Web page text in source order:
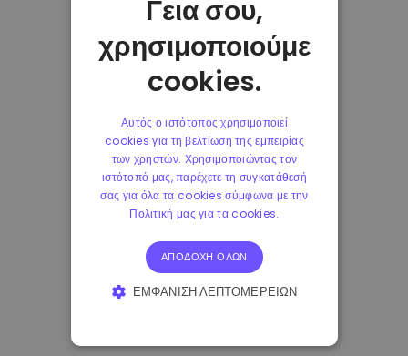
Γεια σου,
χρησιμοποιούμε
cookies.
Αυτός ο ιστότοπος χρησιμοποιεί
cookies για τη βελτίωση της εμπειρίας
των χρηστών. Χρησιμοποιώντας τον
ιστότοπό μας, παρέχετε τη συγκατάθεσή
σας για όλα τα cookies σύμφωνα με την
Πολιτική μας για τα cookies.
ΑΠΟΔΟΧΉ ΌΛΩΝ
ΕΜΦΆΝΙΣΗ ΛΕΠΤΟΜΕΡΕΙΏΝ